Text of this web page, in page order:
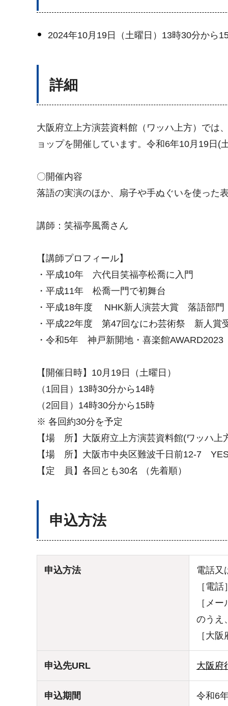
2024年10月19日（土曜日）13時30分から
詳細
大阪府立上方演芸資料館（ワッハ上方）では
ョップを開催しています。令和6年10月19日
〇開催内容
落語の実演のほか、扇子や手ぬぐいを使った
講師：笑福亭風喬さん
【講師プロフィール】
・平成10年 六代目笑福亭松喬に入門
・平成11年 松喬一門で初舞台
・平成18年度 NHK新人演芸大賞 落語部
・平成22年度 第47回なにわ芸術祭 新人賞
・令和5年 神戸新開地・喜楽館
【開催日時】10月19日（土曜日）
（1回目）13時30分から14時
（2回目）14時30分から15時
※ 各回約30分を予定
【場 所】大阪府立上方演芸資料館(ワッハ上
【場 所】大阪市中央区難波千日前12-7
【定 員】各回とも30名 （先着順）
申込方法
申込方法
電話又
［電
［メ
のうえ
［大
申込先URL 大阪府
申込期間 令和6